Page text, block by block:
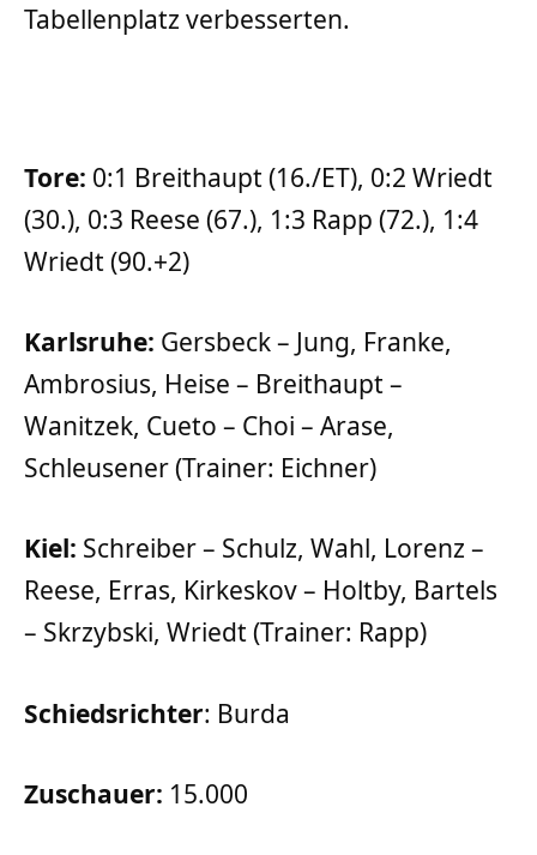
Tabellenplatz verbesserten.
Tore: 0:1 Breithaupt (16./ET), 0:2 Wriedt
(30.), 0:3 Reese (67.), 1:3 Rapp (72.), 1:4
Wriedt (90.+2)
Karlsruhe: Gersbeck – Jung, Franke,
Ambrosius, Heise – Breithaupt –
Wanitzek, Cueto – Choi – Arase,
Schleusener (Trainer: Eichner)
Kiel: Schreiber – Schulz, Wahl, Lorenz –
Reese, Erras, Kirkeskov – Holtby, Bartels
– Skrzybski, Wriedt (Trainer: Rapp)
Schiedsrichter: Burda
Zuschauer: 15.000